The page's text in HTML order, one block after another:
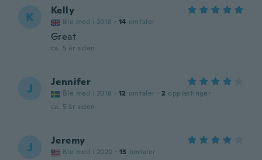
K Kelly
Ble med i 2018 · 14 omtaler
Great
ca. 5 år siden
J Jennifer
Ble med i 2018 · 12 omtaler · 2 opplastinger
ca. 5 år siden
J Jeremy
Ble med i 2020 · 13 omtaler